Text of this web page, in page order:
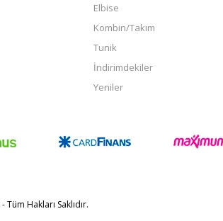
Elbise
Kombin/Takım
Tunik
İndirimdekiler
Yeniler
- Tüm Hakları Saklıdır.